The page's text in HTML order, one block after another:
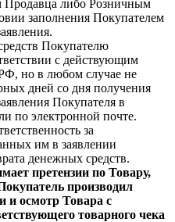
Продавца либо Розничным
заполнения Покупателем
Покупателю
с действующим
но в любом случае не
дней со дня получения
Покупателя в
по электронной почте.
за
им в заявлении
денежных средств.
претензии по Товару,
производил
и осмотр Товара с
товарного чека